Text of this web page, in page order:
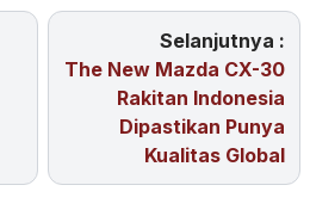
Selanjutnya :
The New Mazda CX-30
Rakitan Indonesia
Dipastikan Punya
Kualitas Global